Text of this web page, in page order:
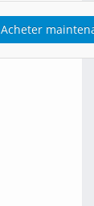
Acheter